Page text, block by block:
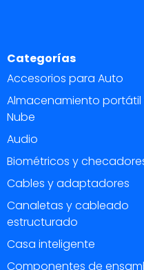
Categorías
Accesorios para Auto
Almacenamiento portátil
Nube
Audio
Biométricos y
Cables y adaptadores
Canaletas y cableado
estructurado
Casa inteligente
Componentes de